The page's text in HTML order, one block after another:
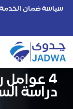
سياسة ضمان الخدمة
4
دراسة